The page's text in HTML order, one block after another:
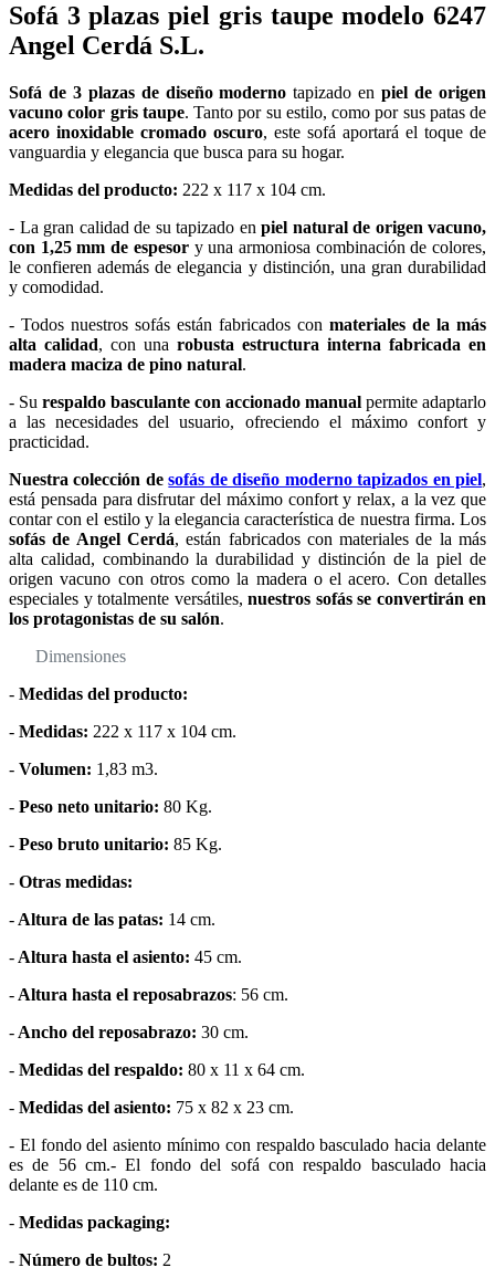
Sofá 3 plazas piel gris taupe modelo 6247
Angel Cerdá S.L.
Sofá de 3 plazas de diseño moderno tapizado enpiel de origen
vacuno color gris taupe. Tanto por su estilo, como por sus patas de
acero inoxidable cromado oscuro, este sofá aportará el toque de
vanguardia y elegancia que busca para su hogar.
Medidas del producto: 222 x 117 x 104 cm.
- La gran calidad de su tapizado en piel natural de origen vacuno,
con 1,25 mm de espesory una armoniosa combinación de colores,
le confieren además de elegancia y distinción, una gran durabilidad
y comodidad.
- Todos nuestros sofás están fabricados con materiales de la más
alta calidad, con una robusta estructura interna fabricada en
madera maciza de pino natural.
- Su respaldo basculante con accionado manual permite adaptarlo
a las necesidades del usuario, ofreciendo el máximo confort y
practicidad.
Nuestra colección desofás de diseño moderno tapizados en piel,
está pensada para disfrutar del máximo confort y relax, a la vez que
contar con el estilo y la elegancia característica de nuestra firma. Los
sofás de Angel Cerdá, están fabricados con materiales de la más
alta calidad, combinando la durabilidad y distinción de la piel de
origen vacuno con otros como la madera o el acero. Con detalles
especiales y totalmente versátiles, nuestros sofás se convertirán en
los protagonistas de su salón.
Dimensiones
- Medidas del producto:
- Medidas: 222 x 117 x 104 cm.
- Volumen: 1,83 m3.
- Peso neto unitario: 80 Kg.
- Peso bruto unitario: 85 Kg.
- Otras medidas:
- Altura de las patas: 14 cm.
- Altura hasta el asiento: 45 cm.
- Altura hasta el reposabrazos: 56 cm.
- Ancho del reposabrazo: 30 cm.
- Medidas del respaldo: 80 x 11 x 64 cm.
- Medidas del asiento: 75 x 82 x 23 cm.
- El fondo del asiento mínimo con respaldo basculado hacia delante
es de 56 cm.- El fondo del sofá con respaldo basculado hacia
delante es de 110 cm.
- Medidas packaging:
- Número de bultos: 2